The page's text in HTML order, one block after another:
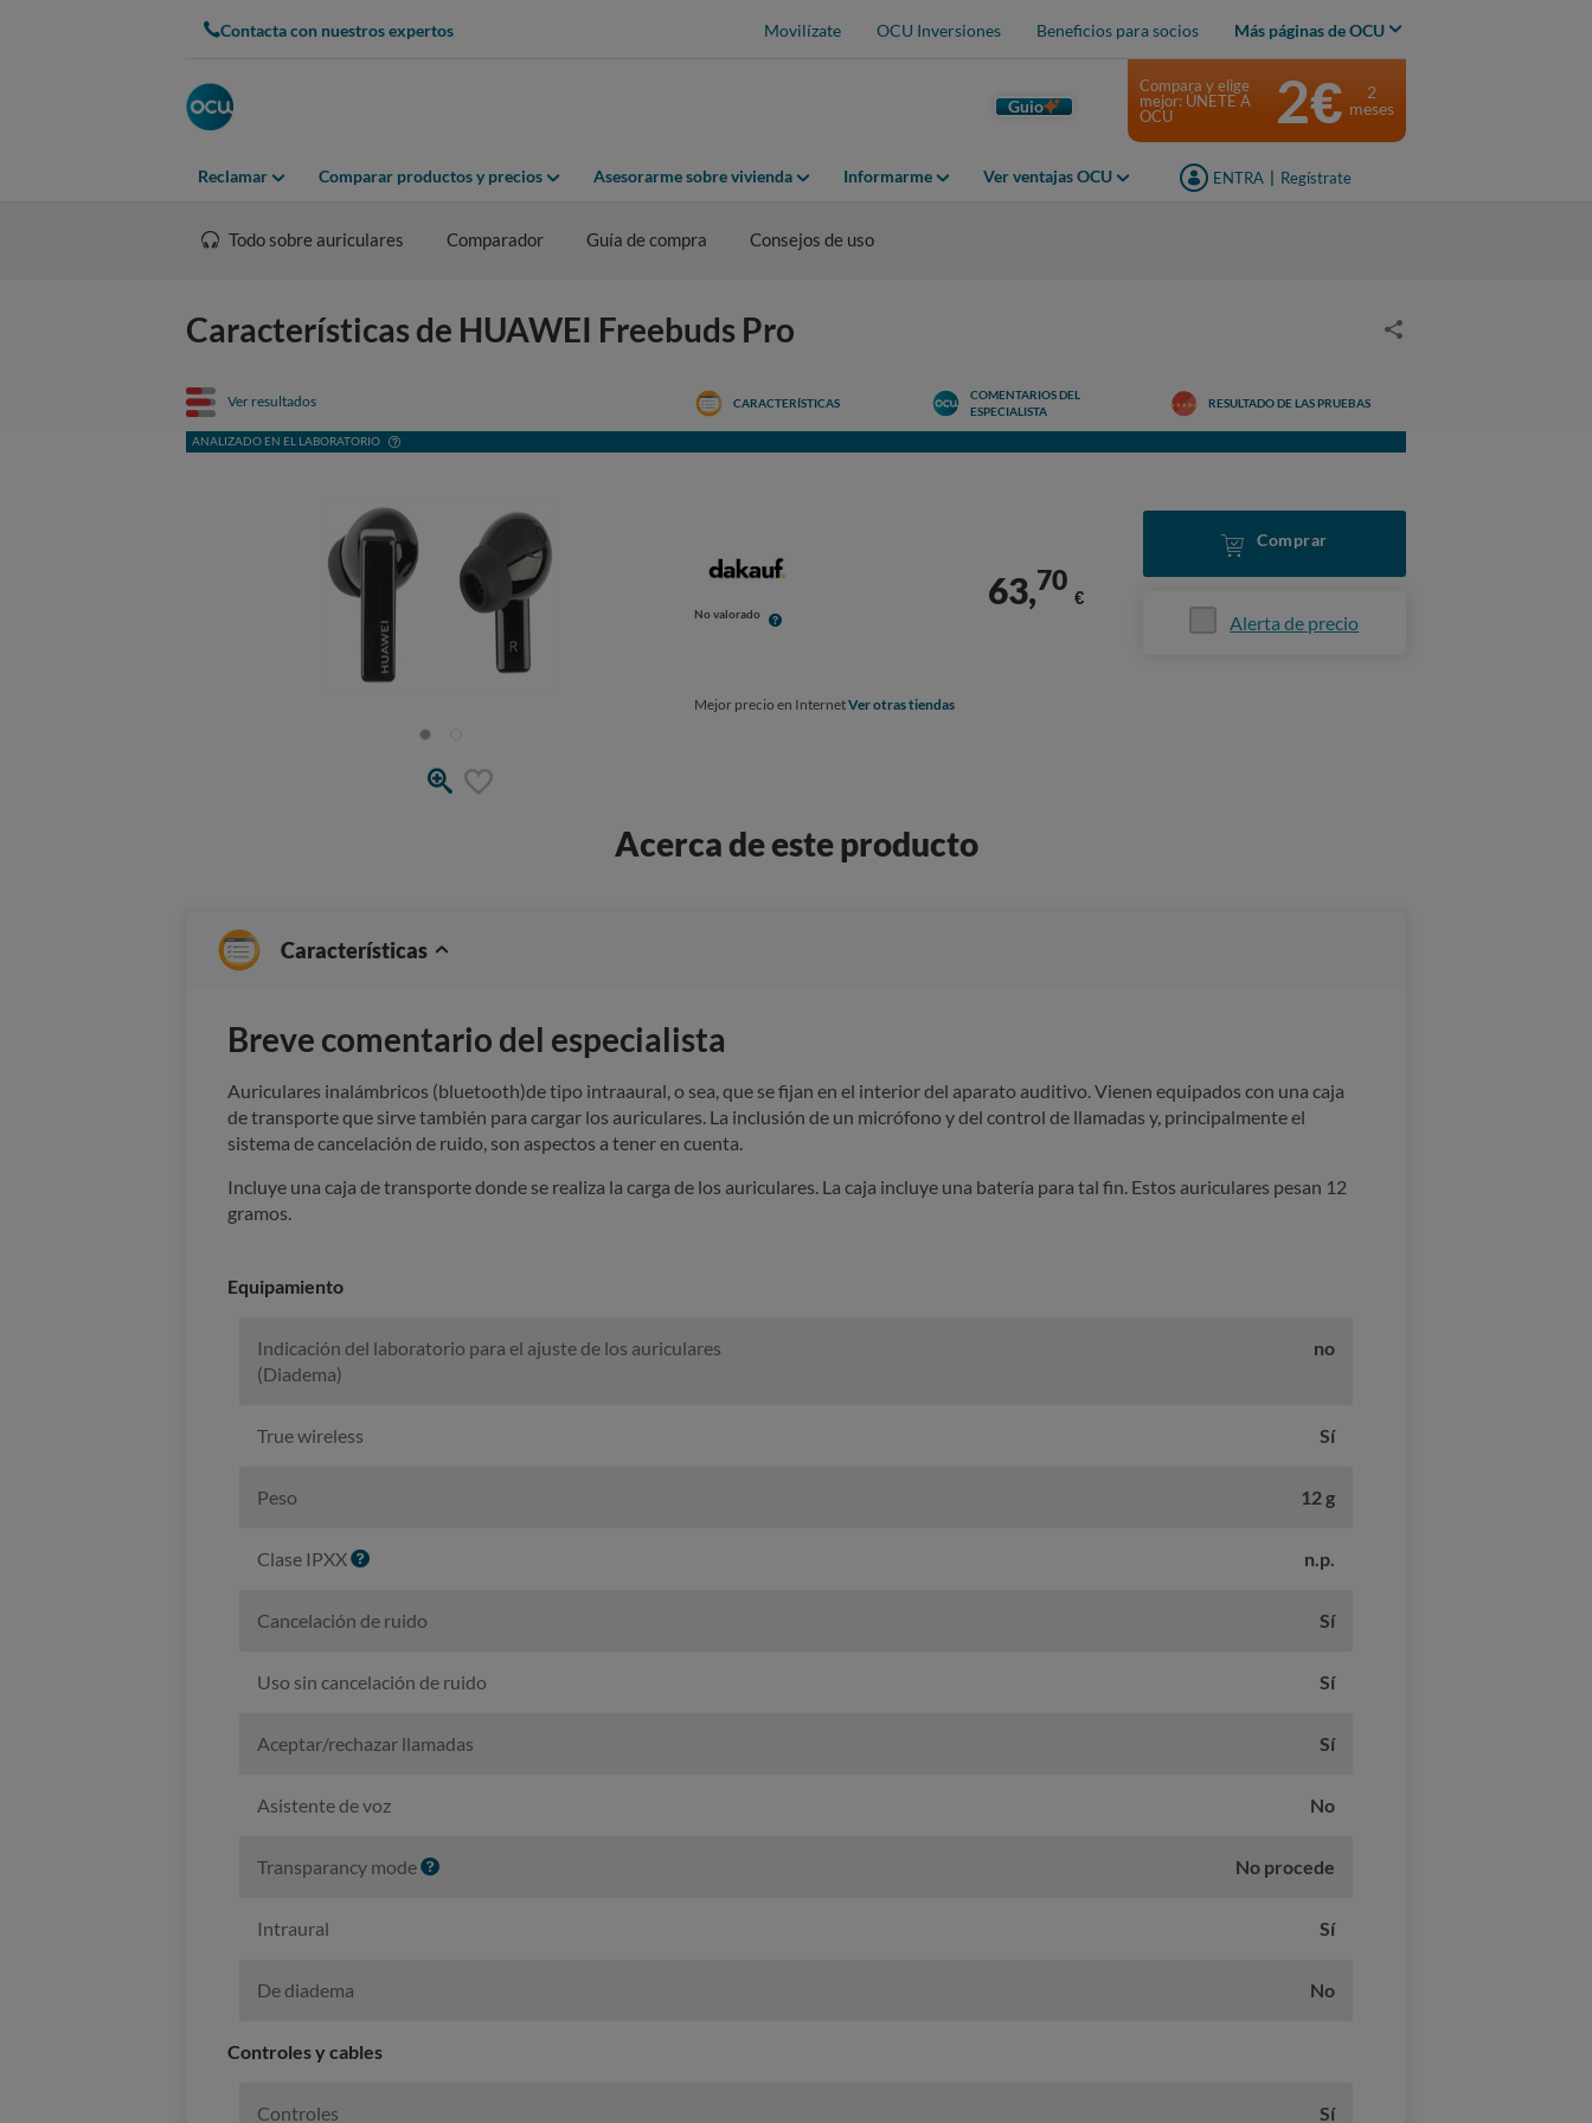
Contacta con nuestros expertos Movilízate OCU Inversiones Beneficios para socios Más páginas de OCU
Guio
Reclamar Comparar productos y precios Asesorarme sobre vivienda Informarme Ver ventajas OCU ENTRA Regístrate
Compara y elige
mejor: ÚNETE A
OCU
2€
2
meses
Todo sobre auriculares Comparador Guía de compra Consejos de uso
Características de HUAWEI Freebuds Pro
Ver resultados
ANALIZADO EN EL LABORATORIO
CARACTERÍSTICAS
COMENTARIOS DEL
ESPECIALISTA
RESULTADO DE LAS PRUEBAS
No valorado
63,70
€
Comprar
Alerta de precio
Mejor precio en InternetVer otras tiendas
Acerca de este producto
Características
Breve comentario del especialista
Auriculares inalámbricos (bluetooth)de tipo intraaural, o sea, que se fijan en el interior del aparato auditivo. Vienen equipados con una caja
de transporte que sirve también para cargar los auriculares. La inclusión de un micrófono y del control de llamadas y, principalmente el
sistema de cancelación de ruido, son aspectos a tener en cuenta.
Incluye una caja de transporte donde se realiza la carga de los auriculares. La caja incluye una batería para tal fin. Estos auriculares pesan 12
gramos.
Equipamiento
Indicación del laboratorio para el ajuste de los auriculares
(Diadema)
no
True wireless Sí
Peso 12 g
Clase IPXXI
n.p.
Cancelación de ruido Sí
Uso sin cancelación de ruido Sí
Aceptar/rechazar llamadas Sí
Asistente de voz No
Transparancy modeI
No procede
Intraural Sí
De diadema No
Controles y cables
Controles Sí